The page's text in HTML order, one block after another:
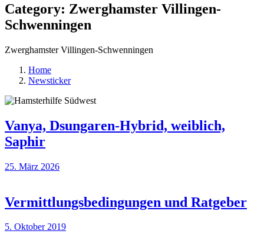
Category: Zwerghamster Villingen-
Schwenningen
Zwerghamster Villingen-Schwenningen
Home
Newsticker
Vanya, Dsungaren-Hybrid, weiblich,
Saphir
25. März 2026
Vermittlungsbedingungen und Ratgeber
5. Oktober 2019